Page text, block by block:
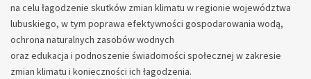
na celu łagodzenie skutków zmian klimatu w regionie województwa
lubuskiego, w tym poprawa efektywności gospodarowania wodą,
ochrona naturalnych zasobów wodnych
oraz edukacja i podnoszenie świadomości społecznej w zakresie
zmian klimatu i konieczności ich łagodzenia.